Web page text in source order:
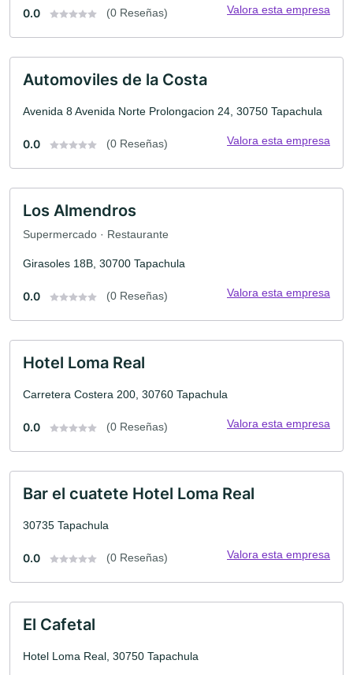
0.0 (0 Reseñas) Valora esta empresa
Automoviles de la Costa
Avenida 8 Avenida Norte Prolongacion 24, 30750 Tapachula
0.0 (0 Reseñas) Valora esta empresa
Los Almendros
Supermercado · Restaurante
Girasoles 18B, 30700 Tapachula
0.0 (0 Reseñas) Valora esta empresa
Hotel Loma Real
Carretera Costera 200, 30760 Tapachula
0.0 (0 Reseñas) Valora esta empresa
Bar el cuatete Hotel Loma Real
30735 Tapachula
0.0 (0 Reseñas) Valora esta empresa
El Cafetal
Hotel Loma Real, 30750 Tapachula